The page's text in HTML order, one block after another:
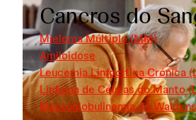
Cancros do
Mieloma Múltiplo (MM)
Amiloidose
Leucemia Linfocítica Crónica
Linfoma de Células do Manto
Macroglobulinemia de